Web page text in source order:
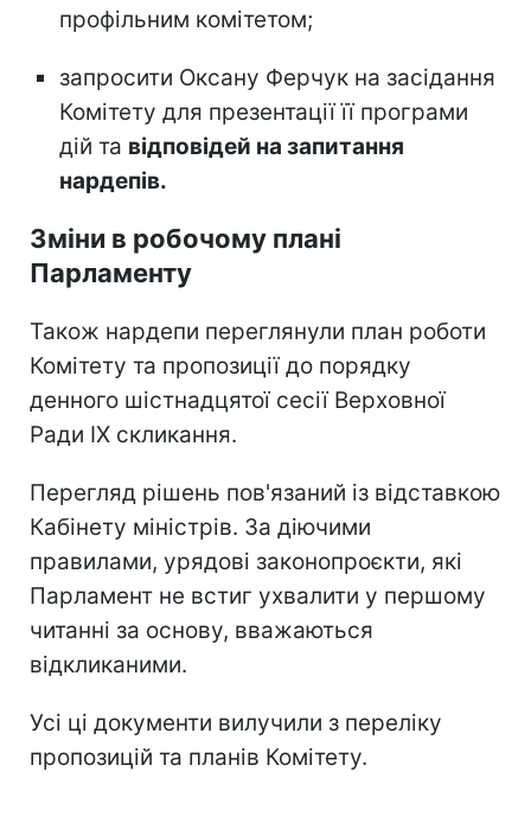
профільним комітетом;
запросити Оксану Ферчук на засідання
Комітету для презентації її програми
дій та відповідей на запитання
нардепів.
Зміни в робочому плані
Парламенту
Також нардепи переглянули план роботи
Комітету та пропозиції до порядку
денного шістнадцятої сесії Верховної
Ради IX скликання.
Перегляд рішень пов'язаний із відставкою
Кабінету міністрів. За діючими
правилами, урядові законопроєкти, які
Парламент не встиг ухвалити у першому
читанні за основу, вважаються
відкликаними.
Усі ці документи вилучили з переліку
пропозицій та планів Комітету.